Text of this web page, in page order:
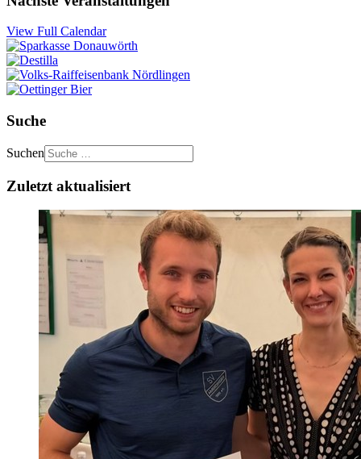
View Full Calendar
Suche
Suchen
Zuletzt aktualisiert